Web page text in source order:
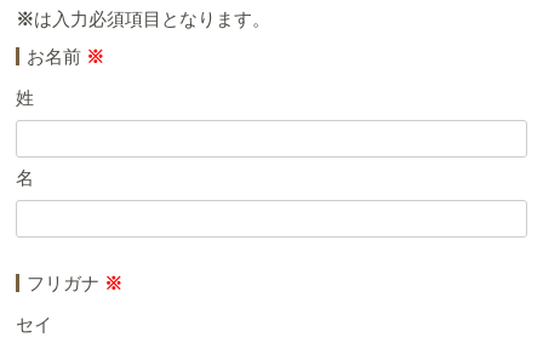
※は入力必須項目となります。
お名前 ※
姓
名
フリガナ ※
セイ